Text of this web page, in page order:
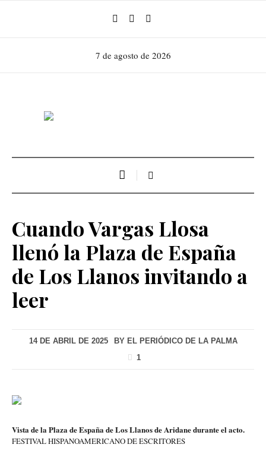
7 de agosto de 2026
Cuando Vargas Llosa
llenó la Plaza de España
de Los Llanos invitando a
leer
14 DE ABRIL DE 2025 BY EL PERIÓDICO DE LA PALMA
1
Vista de la Plaza de España de Los Llanos de Aridane durante el acto.
FESTIVAL HISPANOAMERICANO DE ESCRITORES